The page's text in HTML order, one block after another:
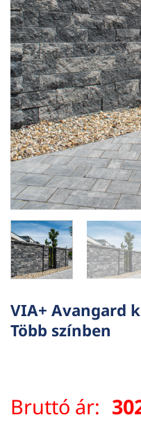
VIA+ Avangard
Több színben
Bruttó ár: